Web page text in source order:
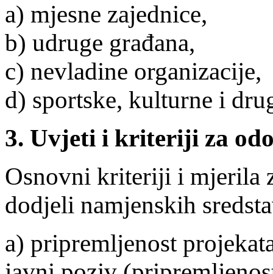
a) mjesne zajednice,
b) udruge građana,
c) nevladine organizacije,
d) sportske, kulturne i
3. Uvjeti i kriteriji za
Osnovni kriteriji i mjerila
dodjeli namjenskih
a) pripremljenost